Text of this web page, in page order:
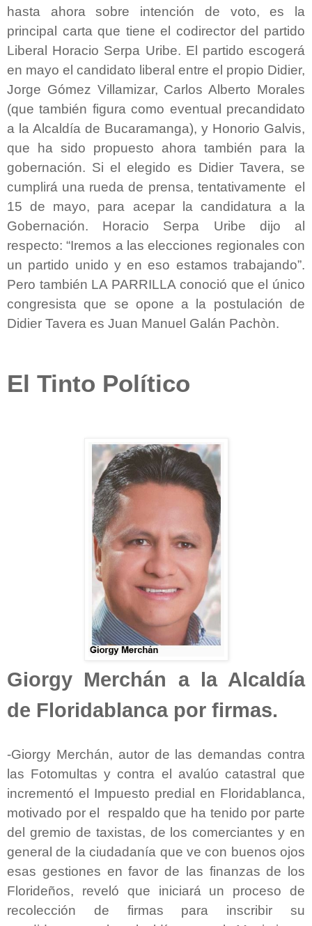
hasta ahora sobre intención de voto, es la
principal carta que tiene el codirector del partido
Liberal Horacio Serpa Uribe. El partido escogerá
en mayo el candidato liberal entre el propio Didier,
Jorge Gómez Villamizar, Carlos Alberto Morales
(que también figura como eventual precandidato
a la Alcaldía de Bucaramanga), y Honorio Galvis,
que ha sido propuesto ahora también para la
gobernación. Si el elegido es Didier Tavera, se
cumplirá una rueda de prensa, tentativamente el
15 de mayo, para acepar la candidatura a la
Gobernación. Horacio Serpa Uribe dijo al
respecto: “Iremos a las elecciones regionales con
un partido unido y en eso estamos trabajando”.
Pero también LA PARRILLA conoció que el único
congresista que se opone a la postulación de
Didier Tavera es Juan Manuel Galán Pachòn.
El Tinto Político
Giorgy Merchán a la Alcaldía
de Floridablanca por firmas.
-Giorgy Merchán, autor de las demandas contra
las Fotomultas y contra el avalúo catastral que
incrementó el Impuesto predial en Floridablanca,
motivado por el respaldo que ha tenido por parte
del gremio de taxistas, de los comerciantes y en
general de la ciudadanía que ve con buenos ojos
esas gestiones en favor de las finanzas de los
Florideños, reveló que iniciará un proceso de
recolección de firmas para inscribir su